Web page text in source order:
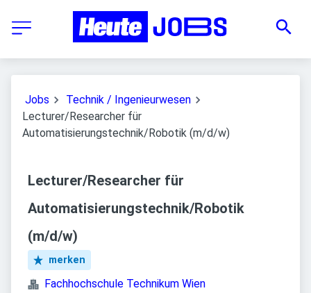
Jobs
Technik / Ingenieurwesen
Lecturer/Researcher für
Automatisierungstechnik/Robotik (m/d/w)
Lecturer/Researcher für
Automatisierungstechnik/Robotik
(m/d/w)
merken
Fachhochschule Technikum Wien